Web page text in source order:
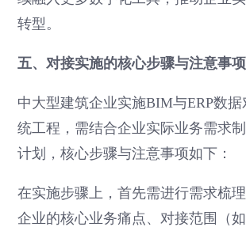
转型。
五、对接实施的核心步骤与注意事项
中大型建筑企业实施BIM与ERP数
统工程，需结合企业实际业务需求
计划，核心步骤与注意事项如下：
在实施步骤上，首先需进行需求梳
企业的核心业务痛点、对接范围（